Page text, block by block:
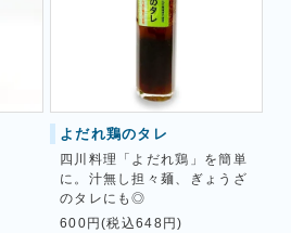
よだれ鶏のタレ
四川料理「よだれ鶏」を簡単
に。汁無し担々麺、ぎょうざ
のタレにも◎
600円(税込648円)